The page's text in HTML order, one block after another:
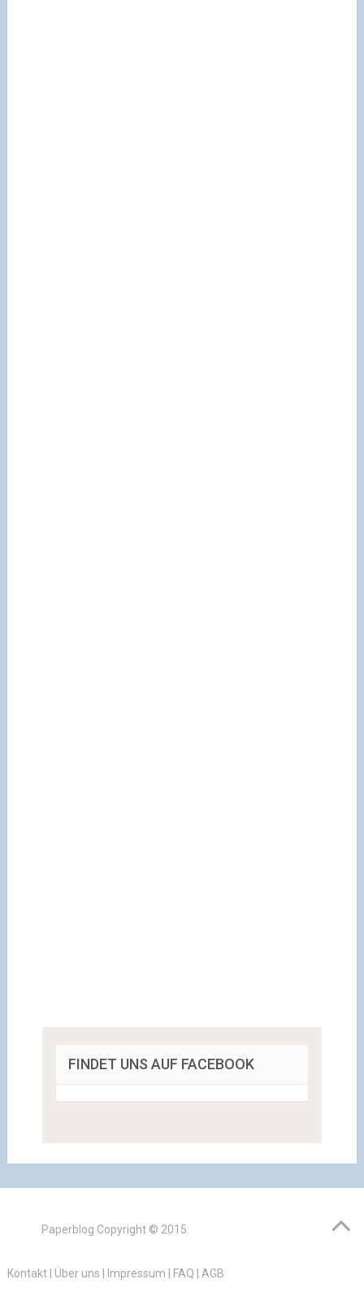
FINDET UNS AUF FACEBOOK
Paperblog Copyright © 2015.
Kontakt| Über uns Impressum FAQ AGB